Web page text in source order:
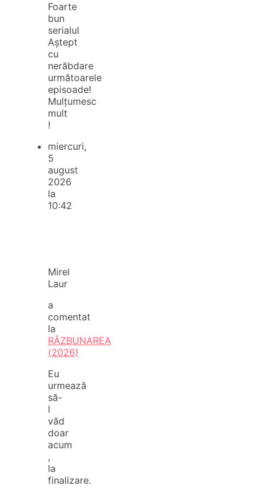
Foarte
bun
serialul
Aștept
cu
nerăbdare
următoarele
episoade!
Mulțumesc
mult
!
miercuri,
5
august
2026
la
10:42
Mirel
Laur
a
comentat
la
RĂZBUNAREA
(2026)
Eu
urmează
să-
l
văd
doar
acum
,
la
finalizare.